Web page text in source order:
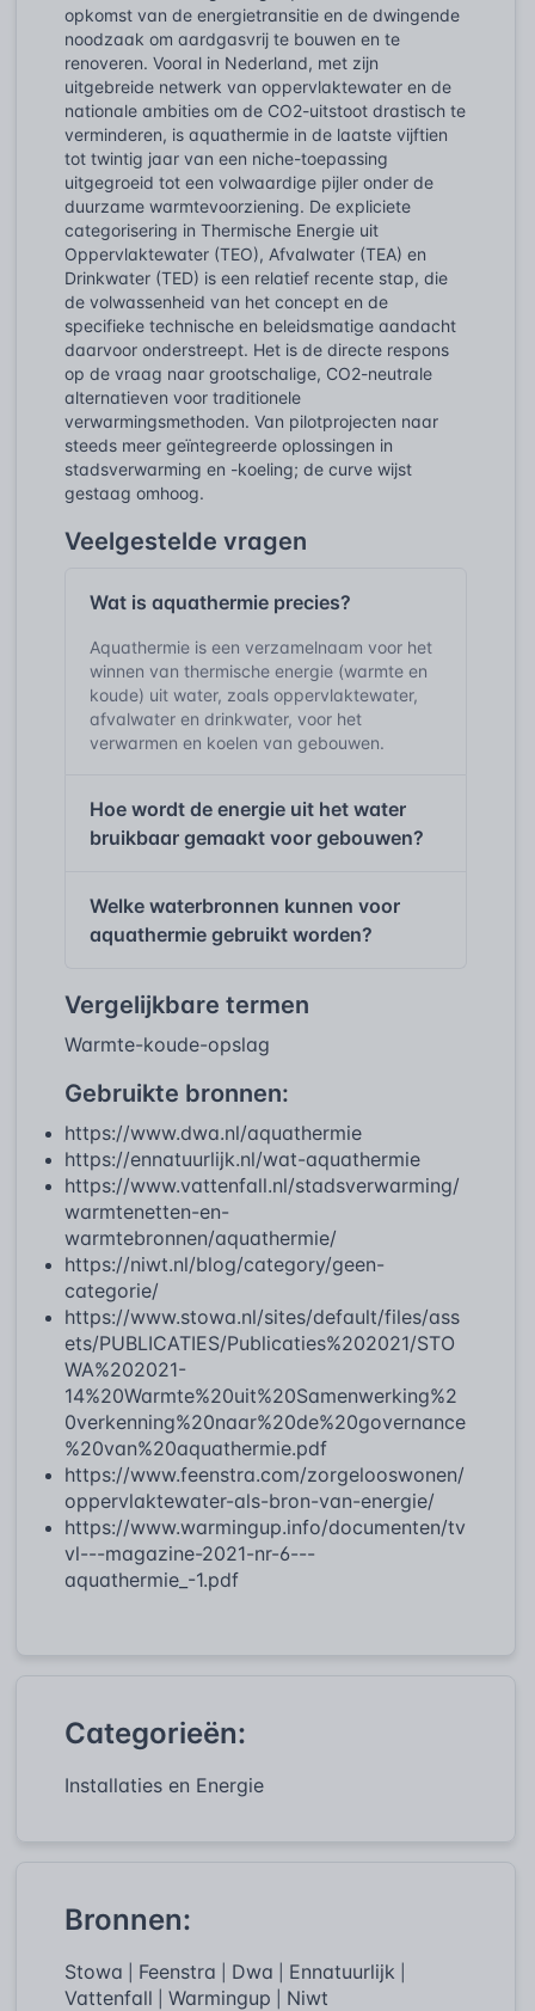
opkomst van de energietransitie en de dwingende
noodzaak om aardgasvrij te bouwen en te
renoveren. Vooral in Nederland, met zijn
uitgebreide netwerk van oppervlaktewater en de
nationale ambities om de CO2-uitstoot drastisch te
verminderen, is aquathermie in de laatste vijftien
tot twintig jaar van een niche-toepassing
uitgegroeid tot een volwaardige pijler onder de
duurzame warmtevoorziening. De expliciete
categorisering in Thermische Energie uit
Oppervlaktewater (TEO), Afvalwater (TEA) en
Drinkwater (TED) is een relatief recente stap, die
de volwassenheid van het concept en de
specifieke technische en beleidsmatige aandacht
daarvoor onderstreept. Het is de directe respons
op de vraag naar grootschalige, CO2-neutrale
alternatieven voor traditionele
verwarmingsmethoden. Van pilotprojecten naar
steeds meer geïntegreerde oplossingen in
stadsverwarming en -koeling; de curve wijst
gestaag omhoog.
Veelgestelde vragen
Wat is aquathermie precies?
Aquathermie is een verzamelnaam voor het
winnen van thermische energie (warmte en
koude) uit water, zoals oppervlaktewater,
afvalwater en drinkwater, voor het
verwarmen en koelen van gebouwen.
Hoe wordt de energie uit het water
bruikbaar gemaakt voor gebouwen?
Welke waterbronnen kunnen voor
aquathermie gebruikt worden?
Vergelijkbare termen
Warmte-koude-opslag
Gebruikte bronnen:
https://www.dwa.nl/aquathermie
https://ennatuurlijk.nl/wat-aquathermie
https://www.vattenfall.nl/stadsverwarming/
warmtenetten-en-
warmtebronnen/aquathermie/
https://niwt.nl/blog/category/geen-
categorie/
https://www.stowa.nl/sites/default/files/ass
ets/PUBLICATIES/Publicaties%202021/STO
WA%202021-
14%20Warmte%20uit%20Samenwerking%2
0verkenning%20naar%20de%20governance
%20van%20aquathermie.pdf
https://www.feenstra.com/zorgelooswonen/
oppervlaktewater-als-bron-van-energie/
https://www.warmingup.info/documenten/tv
vl---magazine-2021-nr-6---
aquathermie_-1.pdf
Categorieën:
Installaties en Energie
Bronnen:
Stowa Feenstra Dwa Ennatuurlijk
Vattenfall Warmingup Niwt